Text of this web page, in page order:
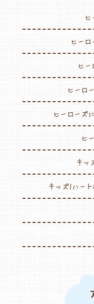
ヒーロ
ヒー
ヒーロ
ヒーローズ
ヒ
キッ
キッズ1ハー